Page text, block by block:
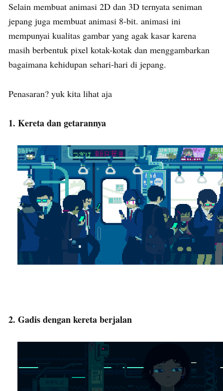
Selain membuat animasi 2D dan 3D ternyata seniman
jepang juga membuat animasi 8-bit. animasi ini
mempunyai kualitas gambar yang agak kasar karena
masih berbentuk pixel kotak-kotak dan menggambarkan
bagaimana kehidupan sehari-hari di jepang.
Penasaran? yuk kita lihat aja
1. Kereta dan getarannya
2. Gadis dengan kereta berjalan